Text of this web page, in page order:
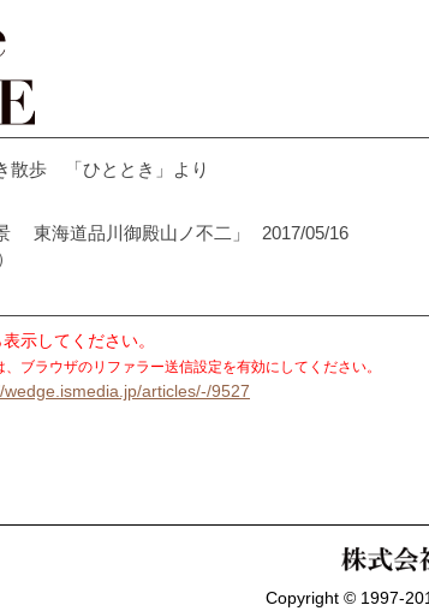
散歩 「ひととき」より
東海道品川御殿山ノ不二」 2017/05/16
示してください。
ブラウザのリファラー送信設定を有効にしてください。
wedge.ismedia.jp/articles/-/9527
Copyright © 1997-